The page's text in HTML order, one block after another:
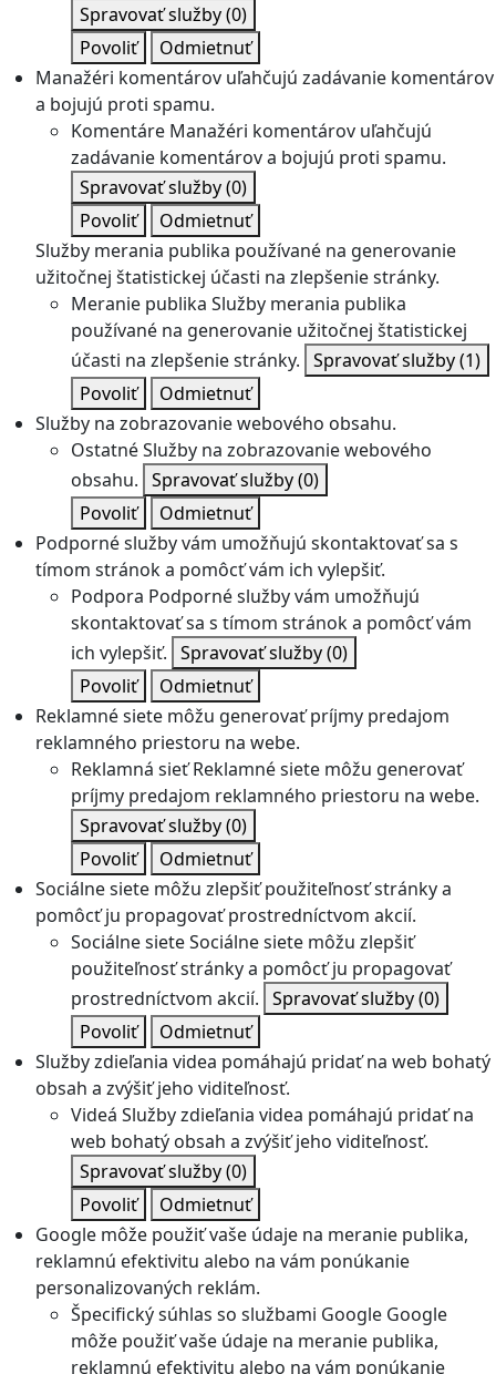
Spravovať služby(0)
Povoliť
Odmietnuť
Manažéri komentárov uľahčujú zadávanie komentárov
a bojujú proti spamu.
Komentáre Manažéri komentárov uľahčujú
zadávanie komentárov a bojujú proti spamu.
Spravovať služby(0)
Povoliť
Odmietnuť
Služby merania publika používané na generovanie
užitočnej štatistickej účasti na zlepšenie stránky.
Meranie publika Služby merania publika
používané na generovanie užitočnej štatistickej
účasti na zlepšenie stránky. Spravovať služby(1)
Povoliť
Odmietnuť
Služby na zobrazovanie webového obsahu.
OstatnéSlužby na zobrazovanie webového
obsahu. Spravovať služby(0)
Povoliť
Odmietnuť
Podporné služby vám umožňujú skontaktovať sa s
tímom stránok a pomôcť vám ich vylepšiť.
Podpora Podporné služby vám umožňujú
skontaktovať sa s tímom stránok a pomôcť vám
ich vylepšiť. Spravovať služby(0)
Povoliť
Odmietnuť
Reklamné siete môžu generovať príjmy predajom
reklamného priestoru na webe.
Reklamná sieť Reklamné siete môžu generovať
príjmy predajom reklamného priestoru na webe.
Spravovať služby(0)
Povoliť
Odmietnuť
Sociálne siete môžu zlepšiť použiteľnosť stránky a
pomôcť ju propagovať prostredníctvom akcií.
Sociálne sieteSociálne siete môžu zlepšiť
použiteľnosť stránky a pomôcť ju propagovať
prostredníctvom akcií. Spravovať služby(0)
Povoliť
Odmietnuť
Služby zdieľania videa pomáhajú pridať na web bohatý
obsah a zvýšiť jeho viditeľnosť.
Videá Služby zdieľania videa pomáhajú pridať na
web bohatý obsah a zvýšiť jeho viditeľnosť.
Spravovať služby(0)
Povoliť
Odmietnuť
Google môže použiť vaše údaje na meranie publika,
reklamnú efektivitu alebo na vám ponúkanie
personalizovaných reklám.
Špecifický súhlas so službami Google Google
môže použiť vaše údaje na meranie publika,
reklamnú efektivitu alebo na vám ponúkanie